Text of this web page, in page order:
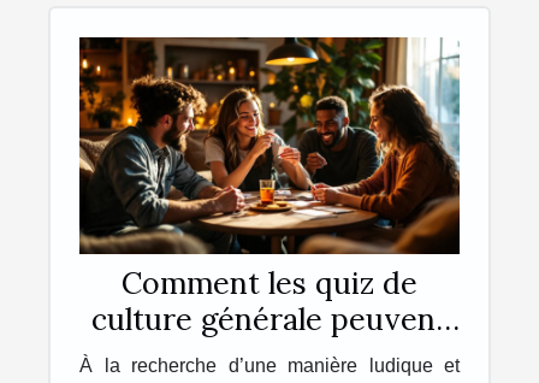
Comment les quiz de
culture générale peuvent
enrichir votre quotidien ?
À la recherche d’une manière ludique et